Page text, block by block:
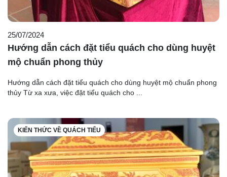
25/07/2024
Hướng dẫn cách đặt tiểu quách cho dùng huyệt
mộ chuẩn phong thủy
Hướng dẫn cách đặt tiểu quách cho dùng huyệt mộ chuẩn phong
thủy Từ xa xưa, việc đặt tiểu quách cho ...
KIẾN THỨC VỀ QUÁCH TIỂU